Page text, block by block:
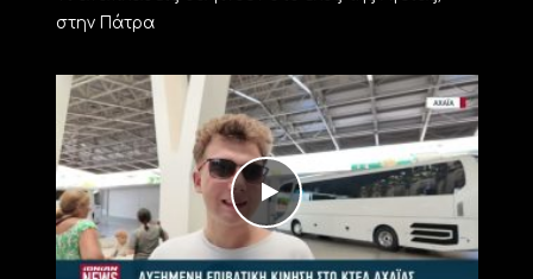
στην Πάτρα